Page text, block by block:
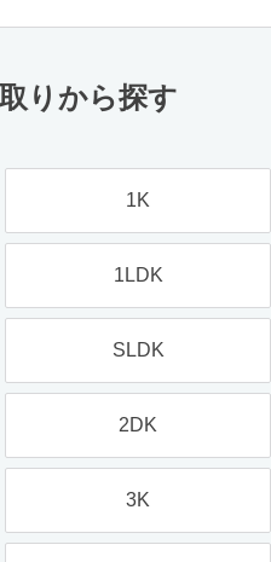
りから探す
1K
1LDK
SLDK
2DK
3K